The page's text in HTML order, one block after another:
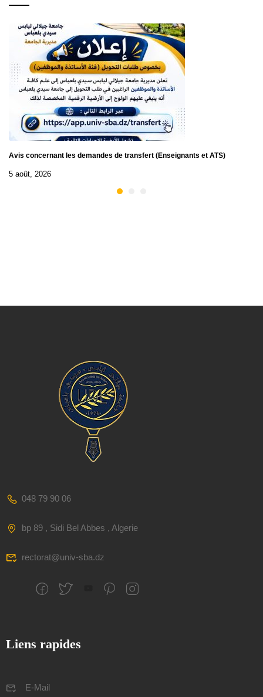
Avis concernant les demandes de transfert (Enseignants et ATS)
5 août, 2026
048 79 90 06
bp 89 , Sidi Bel Abbes , Algerie
rectorat@univ-sba.dz
Liens rapides
E-Mail